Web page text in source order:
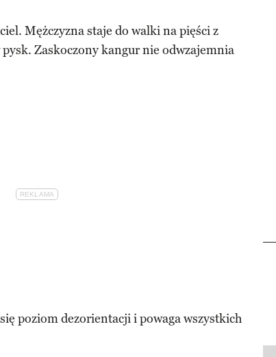
Mężczyzna staje do walki na pięści z
Zaskoczony kangur nie odwzajemnia
poziom dezorientacji i powaga wszystkich